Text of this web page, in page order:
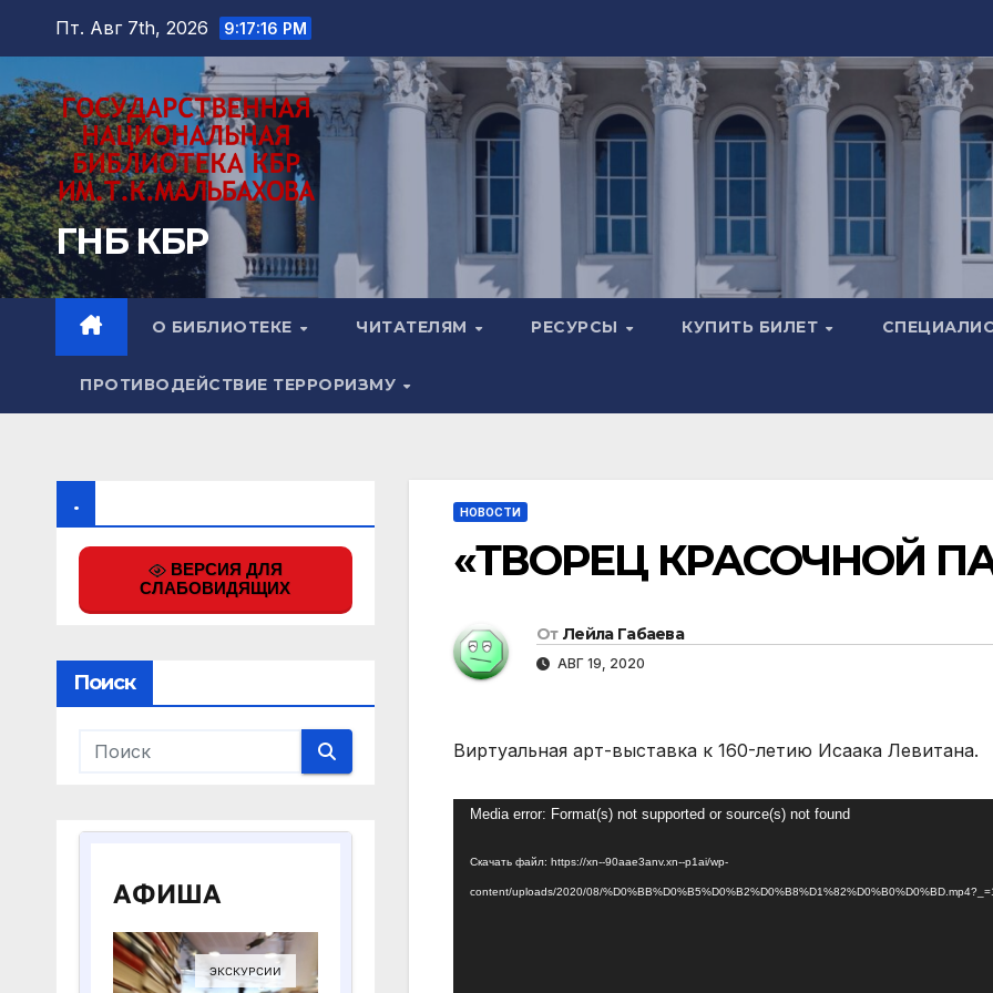
Перейти
содержимому
Пт. Авг 7th, 2026 9:17:17 PM
ГНБ КБР
О БИБЛИОТЕКЕ ЧИТАТЕЛЯМ РЕСУРСЫ КУПИТЬ БИЛЕТ
ПРОТИВОДЕЙСТВИЕ ТЕРРОРИЗМУ
.
ВЕРСИЯ ДЛЯ
СЛАБОВИДЯЩИХ
Поиск
НОВОСТИ
«ТВОРЕЦ КРАСОЧНОЙ
От Лейла Габаева
АВГ 19, 2020
Виртуальная арт-выставка к 160-летию Исаака Левитана.
Видеоплеер
Media error: Format(s) not supported or source(s) not found
Скачать файл: https://xn--90aae3anv.xn--p1ai/wp-
content/uploads/2020/08/